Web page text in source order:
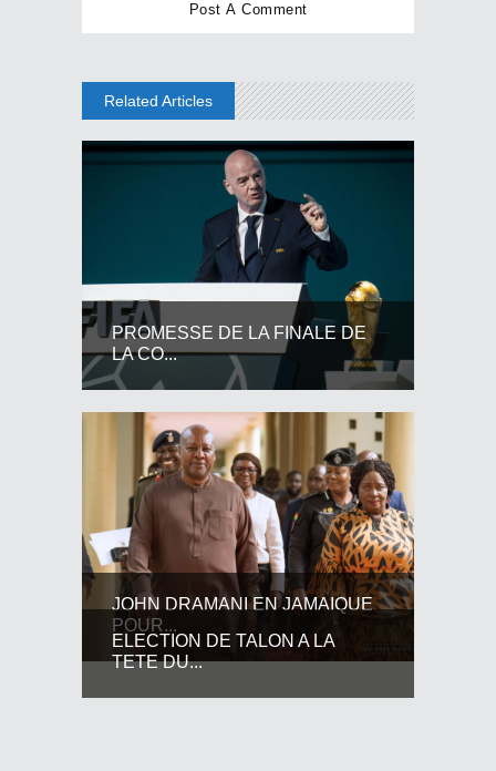
Related Articles
PROMESSE DE LA FINALE DE
LA CO...
JOHN DRAMANI EN JAMAIQUE
POUR...
ELECTION DE TALON A LA
TETE DU...